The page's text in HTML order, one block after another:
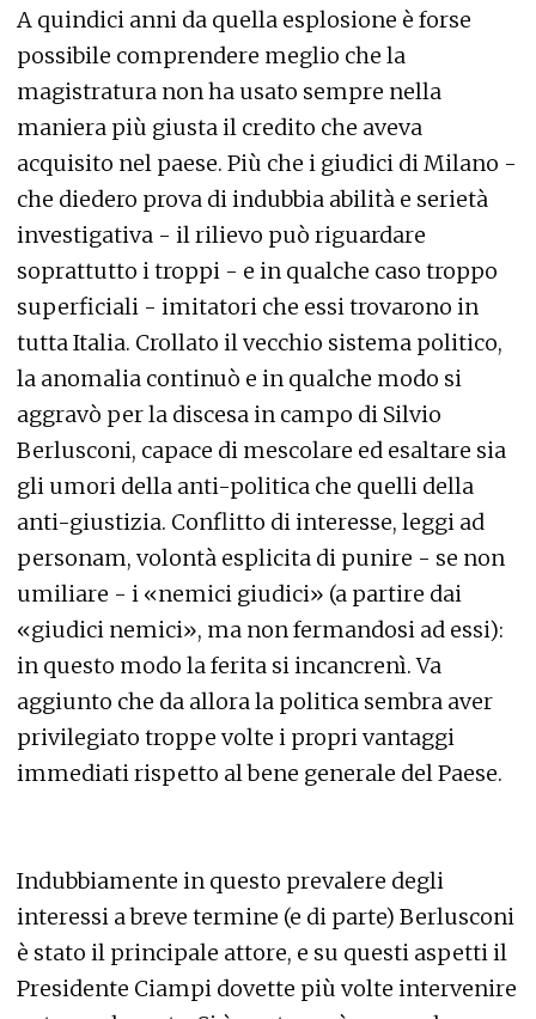
A quindici anni da quella esplosione è forse
possibile comprendere meglio che la
magistratura non ha usato sempre nella
maniera più giusta il credito che aveva
acquisito nel paese. Più che i giudici di Milano -
che diedero prova di indubbia abilità e serietà
investigativa - il rilievo può riguardare
soprattutto i troppi - e in qualche caso troppo
superficiali - imitatori che essi trovarono in
tutta Italia. Crollato il vecchio sistema politico,
la anomalia continuò e in qualche modo si
aggravò per la discesa in campo di Silvio
Berlusconi, capace di mescolare ed esaltare sia
gli umori della anti-politica che quelli della
anti-giustizia. Conflitto di interesse, leggi ad
personam, volontà esplicita di punire - se non
umiliare - i «nemici giudici» (a partire dai
«giudici nemici», ma non fermandosi ad essi):
in questo modo la ferita si incancrenì. Va
aggiunto che da allora la politica sembra aver
privilegiato troppe volte i propri vantaggi
immediati rispetto al bene generale del Paese.
Indubbiamente in questo prevalere degli
interessi a breve termine (e di parte) Berlusconi
è stato il principale attore, e su questi aspetti il
Presidente Ciampi dovette più volte intervenire